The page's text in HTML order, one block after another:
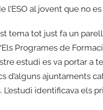
al jovent que no
tema tot just fa un
Programes de
estudi es va portar a
d’alguns ajuntaments
identificava els